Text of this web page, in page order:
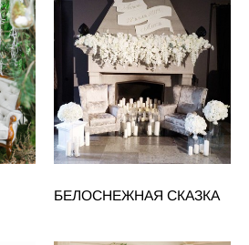
БЕЛОСНЕЖНАЯ СКАЗКА